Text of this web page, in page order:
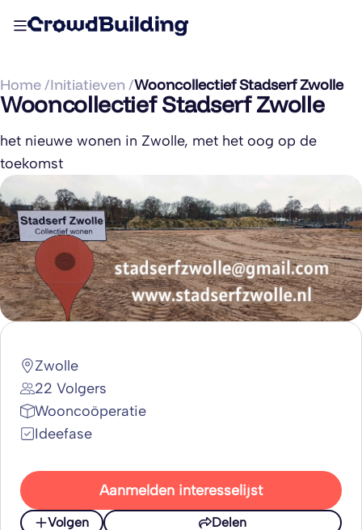
Home /Initiatieven /Wooncollectief Stadserf Zwolle
Wooncollectief Stadserf Zwolle
het nieuwe wonen in Zwolle, met het oog op de
toekomst
Zwolle
22 Volgers
Wooncoöperatie
Ideefase
Aanmelden interesselijst
Volgen Delen